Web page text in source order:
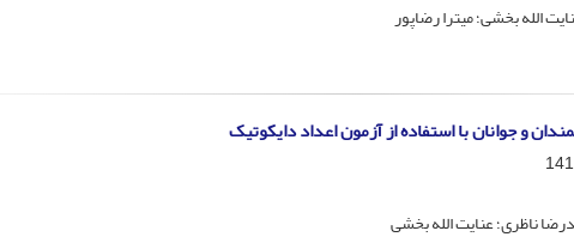
الله بخشی؛ میترا رضاپور
و جوانان با استفاده از آزمون اعداد دایکوتیک
ناظری؛ عنایت الله بخشی